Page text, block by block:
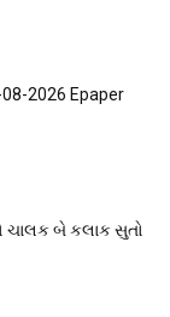
2026 Epaper
ચાલક બે કલાક સુતો